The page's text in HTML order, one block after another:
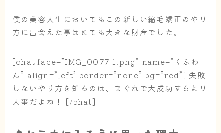
僕の美容人生においてもこの新しい縮毛矯正のやり
方に出会えた事はとても大きな財産でした。
[chat face=”IMG_0077-1.png” name=”くふわ
ん” align=”left” border=”none” bg=”red”] 失敗
しないやり方を知るのは、まぐれで大成功するより
大事だよね！ [/chat]